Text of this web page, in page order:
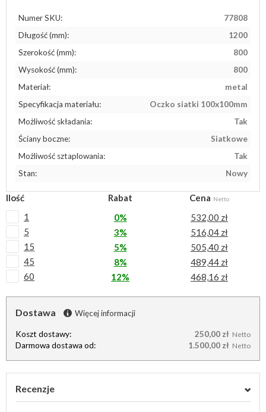
Numer SKU:
77808
Długość (mm):
1200
Szerokość (mm):
800
Wysokość (mm):
800
Materiał:
metal
Specyfikacja materiału:
Oczko siatki 100x100mm
Możliwość składania:
Tak
Ściany boczne:
Siatkowe
Możliwość sztaplowania:
Tak
Stan:
Nowy
Ilość Rabat Cena Netto
1 0%
532,00 zł
5
3%
516,04 zł
15
5%
505,40 zł
45
8%
489,44 zł
60
12% 468,16 zł
Dostawa Więcej informacji
Koszt dostawy: 250,00 zł Netto
Darmowa dostawa od: 1.500,00 zł Netto
Recenzje